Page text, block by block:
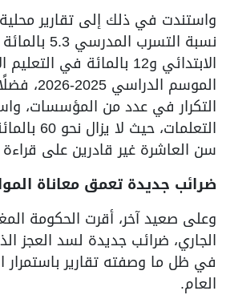
واستندت في ذلك إلى تقارير
نسبة التسرب
الابتدائي و12 بالمائة في
الموسم
التكرار في عدد من المؤسسات،
التعلمات،
سن العاشرة غير قادرين على
ضرائب جديدة تعمق معاناة
وعلى صعيد آخر، أقرت الحكومة
الجاري، ضرائب جديدة لسد العجز
في ظل ما وصفته تقارير باستمرار
العام.